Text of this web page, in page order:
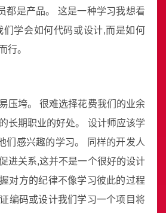
都是产品。 这是一种学习我想看
们学会如何代码或设计,而是如何
行。
压垮。 很难选择花费我们的业余
长期职业的好处。 设计师应该学
们感兴趣的学习。 同样的开发人
进关系,这并不是一个很好的设计
对方的纪律不像学习彼此的过程
编码或设计我们学习一个项目将